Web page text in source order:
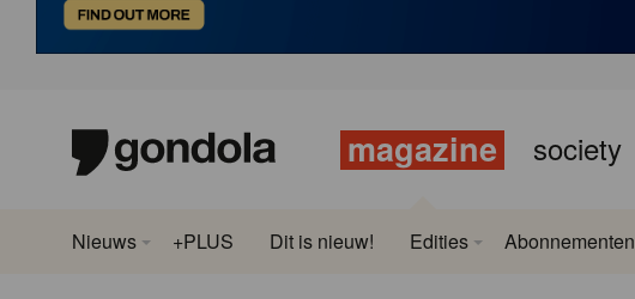
magazine society
Nieuws +PLUS Dit is nieuw! Edities Abonnementen